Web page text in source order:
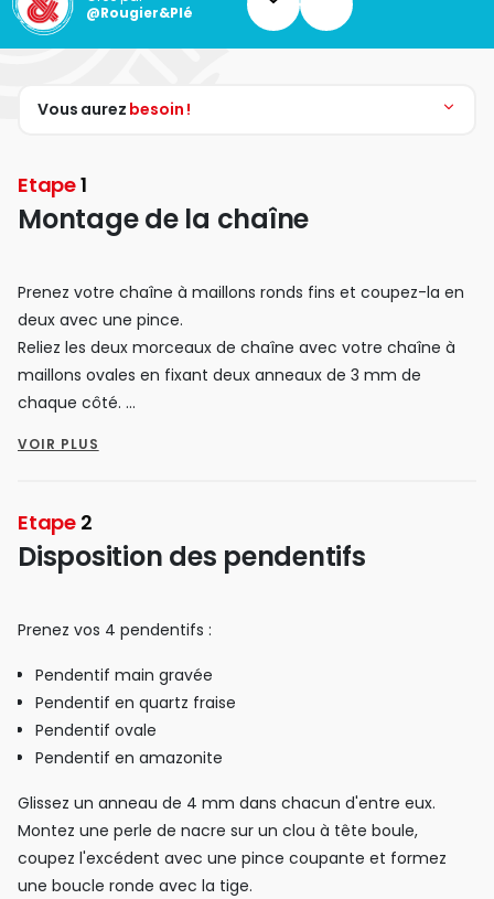
@Rougier&Plé
Etape1
Montage de la chaîne
Prenez votre chaîne à maillons ronds fins et coupez-la en
deux avec une pince.
Reliez les deux morceaux de chaîne avec votre chaîne à
maillons ovales en fixant deux anneaux de 3 mm de
chaque côté.
à bouée avec un anneau de 3 mm, et sur l'autre extrémité,
mm.
Refermez tous les anneaux de 3 mm avec une pince plate.
VOIR PLUS
Etape 2
Disposition des pendentifs
Prenez vos 4 pendentifs :
Pendentif main gravée
Pendentif en quartz fraise
Pendentif ovale
Pendentif en amazonite
Glissez un anneau de 4 mm dans chacun d'entre eux.
Montez une perle de nacre sur un clou à tête boule,
coupez l'excédent avec une pince coupante et formez
une boucle ronde avec la tige.
Vous aurez besoin !